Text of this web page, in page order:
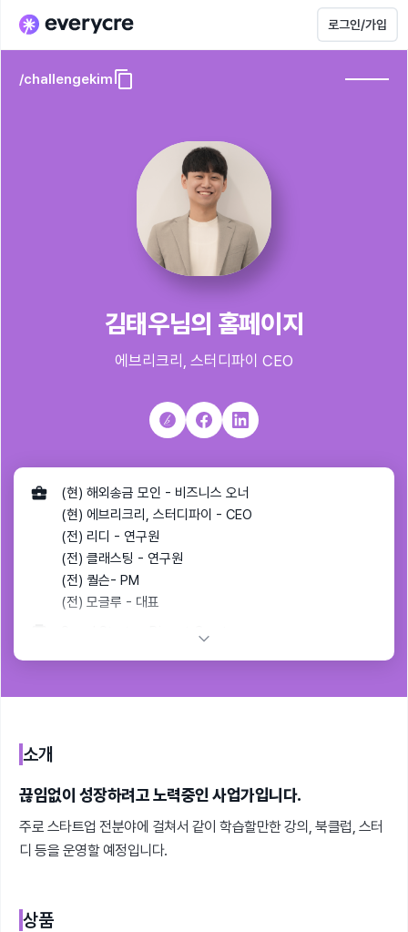
로그인/가입
/challengekim
김태우님의 홈페이지
에브리크리, 스터디파이 CEO
(현) 해외송금 모인 - 비즈니스 오너
(현) 에브리크리, 스터디파이 - CEO
(전) 리디 - 연구원
(전) 클래스팅 - 연구원
(전) 퀄슨- PM
(전) 모글루 - 대표
소개
끊임없이 성장하려고 노력중인 사업가입니다.
주로 스타트업 전분야에 걸쳐서 같이 학습할만한 강의, 북클럽, 스터
디 등을 운영할 예정입니다.
상품